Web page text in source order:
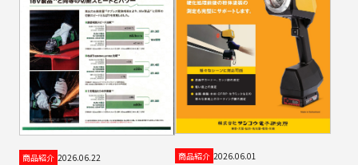
商品紹介 2026.06.22 商品紹介 2026.06.01